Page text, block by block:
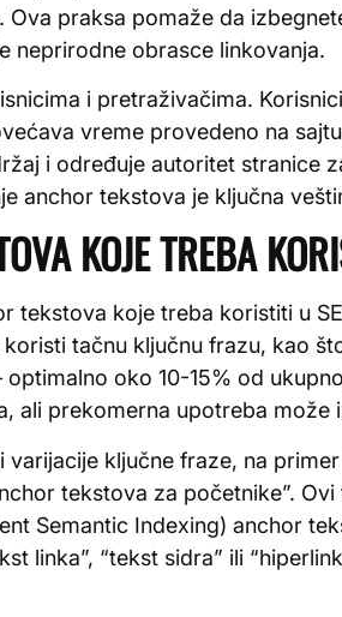
Ova praksa pomaže da
neprirodne obrasce linkovanja.
i pretraživačima.
vreme provedeno na
i određuje autoritet stranice
anchor tekstova je ključna
KOJE TREBA
tekstova koje treba koristiti u
tačnu ključnu frazu, kao
oko 10-15% od
ali prekomerna upotreba može
ključne fraze, na
tekstova za početnike”.
Semantic Indexing) anchor
linka”, “tekst sidra” ili